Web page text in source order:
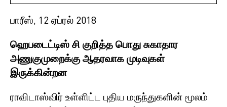
பாரீஸ், 12 ஏப்ரல் 2018
ஹெபடைட்டிஸ் சி குறித்த பொது சுகாதார
அணுகுமுறைக்கு ஆதரவாக முடிவுகள்
இருக்கின்றன
ராவிடாஸ்விர் உள்ளிட்ட புதிய மருந்துகளின் மூலம்